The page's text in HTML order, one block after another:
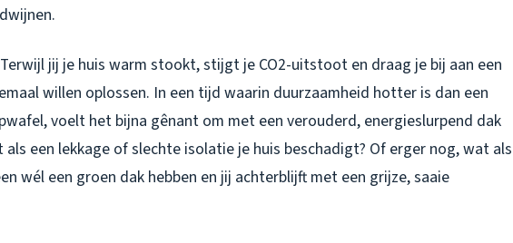
jij je huis warm stookt, stijgt je CO2-uitstoot en draag je bij aan een
willen oplossen. In een tijd waarin duurzaamheid hotter is dan een
voelt het bijna gênant om met een verouderd, energieslurpend dak
een lekkage of slechte isolatie je huis beschadigt? Of erger nog, wat als
wél een groen dak hebben en jij achterblijft met een grijze, saaie